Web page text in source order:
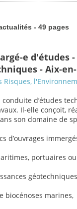
- 49 pages
e d'études
- Aix-
Risques,
d’études
Il-elle conçoit,
son domaine de
d’ouvrages
portuaires
biocénoses marines,